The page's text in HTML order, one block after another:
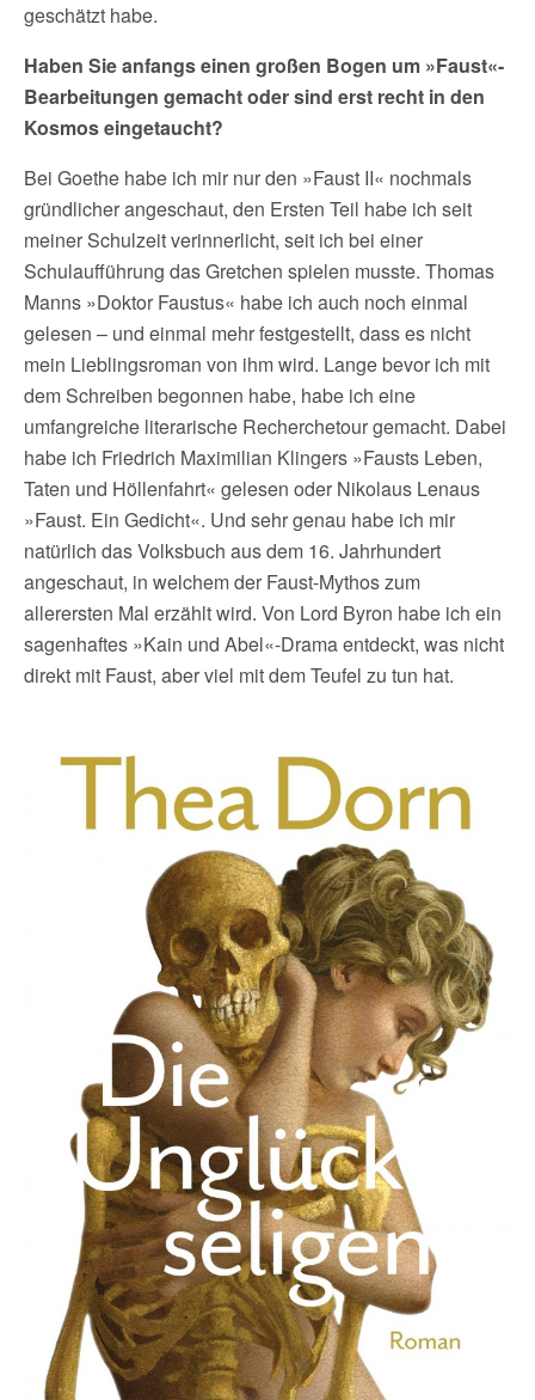
geschätzt habe.
Haben Sie anfangs einen großen Bogen um »Faust«-
Bearbeitungen gemacht oder sind erst recht in den
Kosmos eingetaucht?
Bei Goethe habe ich mir nur den »Faust II« nochmals
gründlicher angeschaut, den Ersten Teil habe ich seit
meiner Schulzeit verinnerlicht, seit ich bei einer
Schulaufführung das Gretchen spielen musste. Thomas
Manns »Doktor Faustus« habe ich auch noch einmal
gelesen – und einmal mehr festgestellt, dass es nicht
mein Lieblingsroman von ihm wird. Lange bevor ich mit
dem Schreiben begonnen habe, habe ich eine
umfangreiche literarische Recherchetour gemacht. Dabei
habe ich Friedrich Maximilian Klingers »Fausts Leben,
Taten und Höllenfahrt« gelesen oder Nikolaus Lenaus
»Faust. Ein Gedicht«. Und sehr genau habe ich mir
natürlich das Volksbuch aus dem 16. Jahrhundert
angeschaut, in welchem der Faust-Mythos zum
allerersten Mal erzählt wird. Von Lord Byron habe ich ein
sagenhaftes »Kain und Abel«-Drama entdeckt, was nicht
direkt mit Faust, aber viel mit dem Teufel zu tun hat.